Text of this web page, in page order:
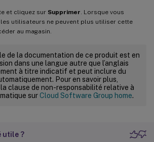
et cliquez sur Supprimer . Lorsque vous
utilisateurs ne peuvent plus utiliser cette
au magasin.
de la documentation de ce produit est en
dans une langue autre que l’anglais
à titre indicatif et peut inclure du
Pour en savoir plus,
clause de non-responsabilité relative à
surCloud Software Group home.
utile ?